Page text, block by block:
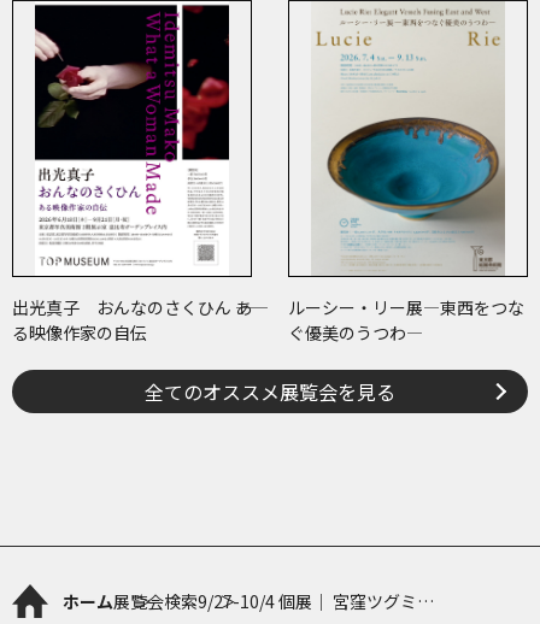
出光真子 おんなのさくひん ――あ
る映像作家の自伝
ルーシー・リー展―東西をつな
ぐ優美のうつわ―
全てのオススメ展覧会を見る
ホーム展覧会検索9/27-10/4 個展｜ 宮窪ツグミ